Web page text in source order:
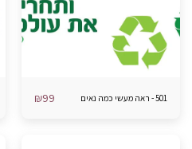
501 - ראה מעשי כמה נאים ₪99